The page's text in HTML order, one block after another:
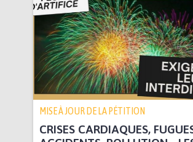
MISE À JOUR DE LA PÉTITION
CRISES CARDIAQUES,